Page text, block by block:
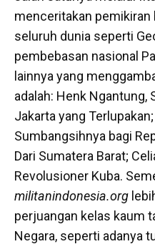
menceritakan
seluruh dunia seperti
pembebasan nasional
lainnya yang
adalah: Henk Ngantung,
Jakarta yang
Sumbangsihnya bagi
Dari Sumatera Barat;
Revolusioner Kuba.
militanindonesia.org
perjuangan kelas kaum
Negara, seperti adanya